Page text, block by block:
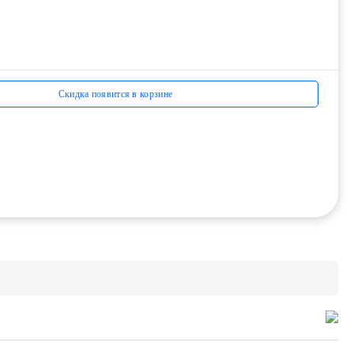
Скидка появится в корзине